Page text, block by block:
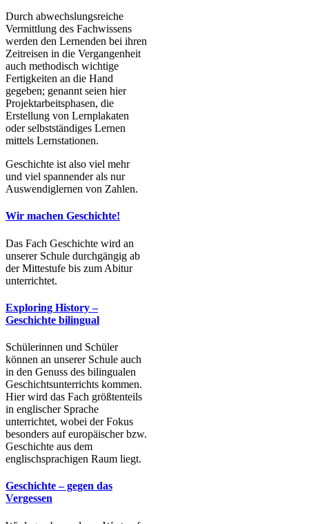
Durch abwechslungsreiche
Vermittlung des Fachwissens
werden den Lernenden bei ihren
Zeitreisen in die Vergangenheit
auch methodisch wichtige
Fertigkeiten an die Hand
gegeben; genannt seien hier
Projektarbeitsphasen, die
Erstellung von Lernplakaten
oder selbstständiges Lernen
mittels Lernstationen.
Geschichte ist also viel mehr
und viel spannender als nur
Auswendiglernen von Zahlen.
Wir machen Geschichte!
Das Fach Geschichte wird an
unserer Schule durchgängig ab
der Mittestufe bis zum Abitur
unterrichtet.
Exploring History –
Geschichte bilingual
Schülerinnen und Schüler
können an unserer Schule auch
in den Genuss des bilingualen
Geschichtsunterrichts kommen.
Hier wird das Fach größtenteils
in englischer Sprache
unterrichtet, wobei der Fokus
besonders auf europäischer bzw.
Geschichte aus dem
englischsprachigen Raum liegt.
Geschichte – gegen das
Vergessen